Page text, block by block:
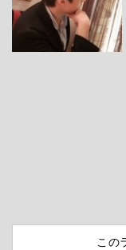
この